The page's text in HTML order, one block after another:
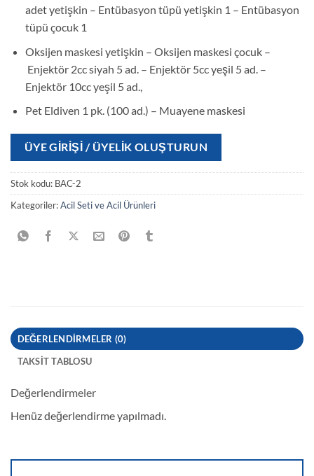
adet yetişkin – Entübasyon tüpü yetişkin 1 – Entübasyon
tüpü çocuk 1
Oksijen maskesi yetişkin – Oksijen maskesi çocuk –
Enjektör 2cc siyah 5 ad. – Enjektör 5cc yeşil 5 ad. –
Enjektör 10cc yeşil 5 ad.,
Pet Eldiven 1 pk. (100 ad.) – Muayene maskesi
ÜYE GIRIŞI / ÜYELIK OLUŞTURUN
Stok kodu: BAC-2
Kategoriler:Acil Seti ve Acil Ürünleri
DEĞERLENDIRMELER (0)
TAKSIT TABLOSU
Değerlendirmeler
Henüz değerlendirme yapılmadı.